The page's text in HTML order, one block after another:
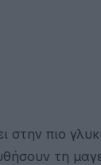
πιο
τη